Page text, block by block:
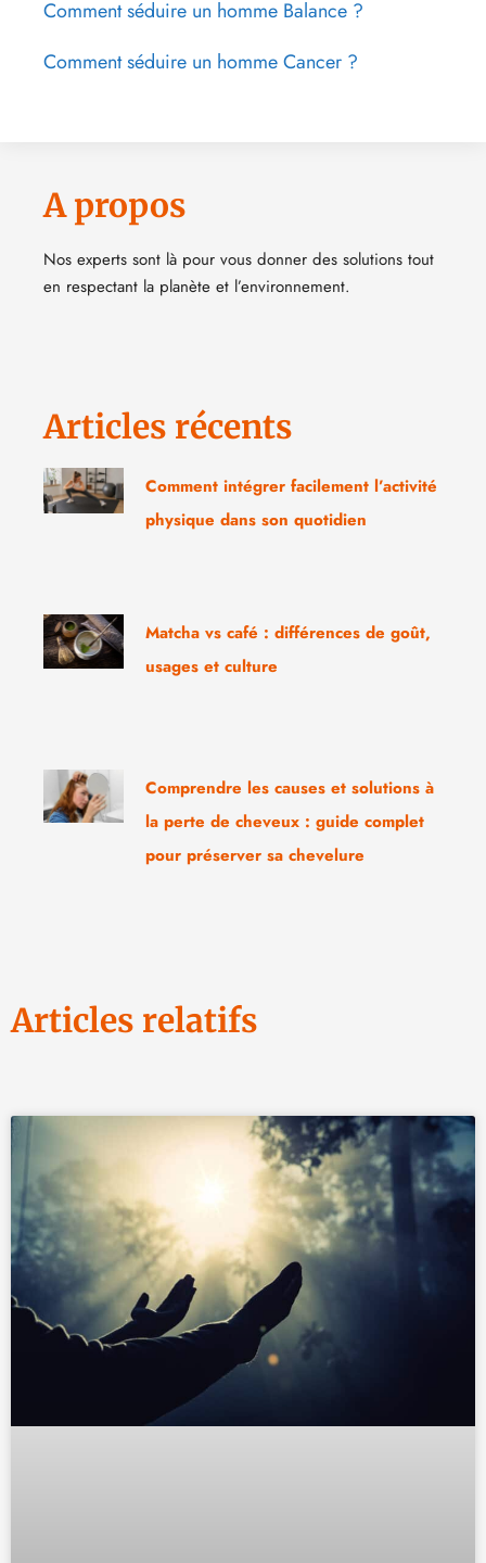
Comment séduire un homme Balance ?
Comment séduire un homme Cancer ?
A propos
Nos experts sont là pour vous donner des solutions tout
en respectant la planète et l’environnement.
Articles récents
Comment intégrer facilement l’activité
physique dans son quotidien
Matcha vs café : différences de goût,
usages et culture
Comprendre les causes et solutions à
la perte de cheveux : guide complet
pour préserver sa chevelure
Articles relatifs